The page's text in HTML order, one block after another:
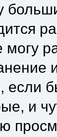
могу
если
и